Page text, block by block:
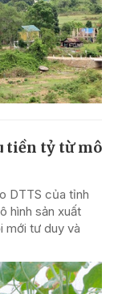
tiền tỷ từ mô
DTTS của tỉnh
hình sản xuất
mới tư duy và